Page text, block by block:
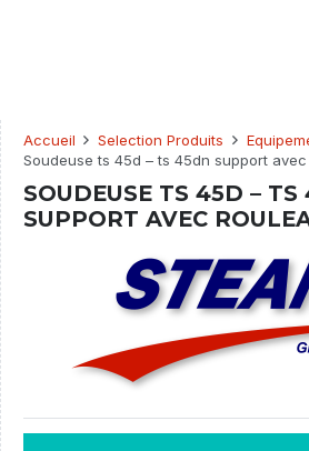
Accueil Selection Produits
Soudeuse ts 45d – ts 45dn support
SOUDEUSE TS 45D – TS
SUPPORT AVEC